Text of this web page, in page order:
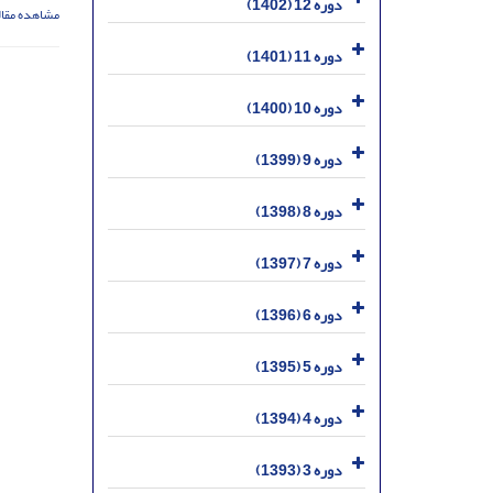
مشاهده
دوره 11 (1401)
دوره 10 (1400)
دوره 9 (1399)
دوره 8 (1398)
دوره 7 (1397)
دوره 6 (1396)
دوره 5 (1395)
دوره 4 (1394)
دوره 3 (1393)